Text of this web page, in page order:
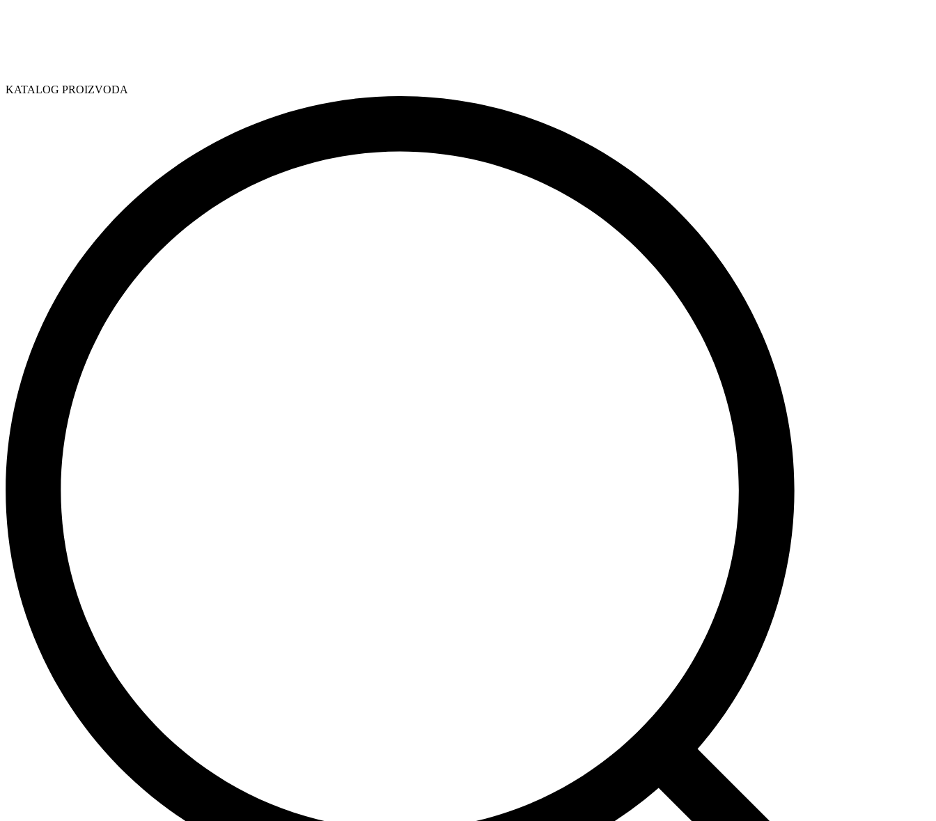
KATALOG PROIZVODA